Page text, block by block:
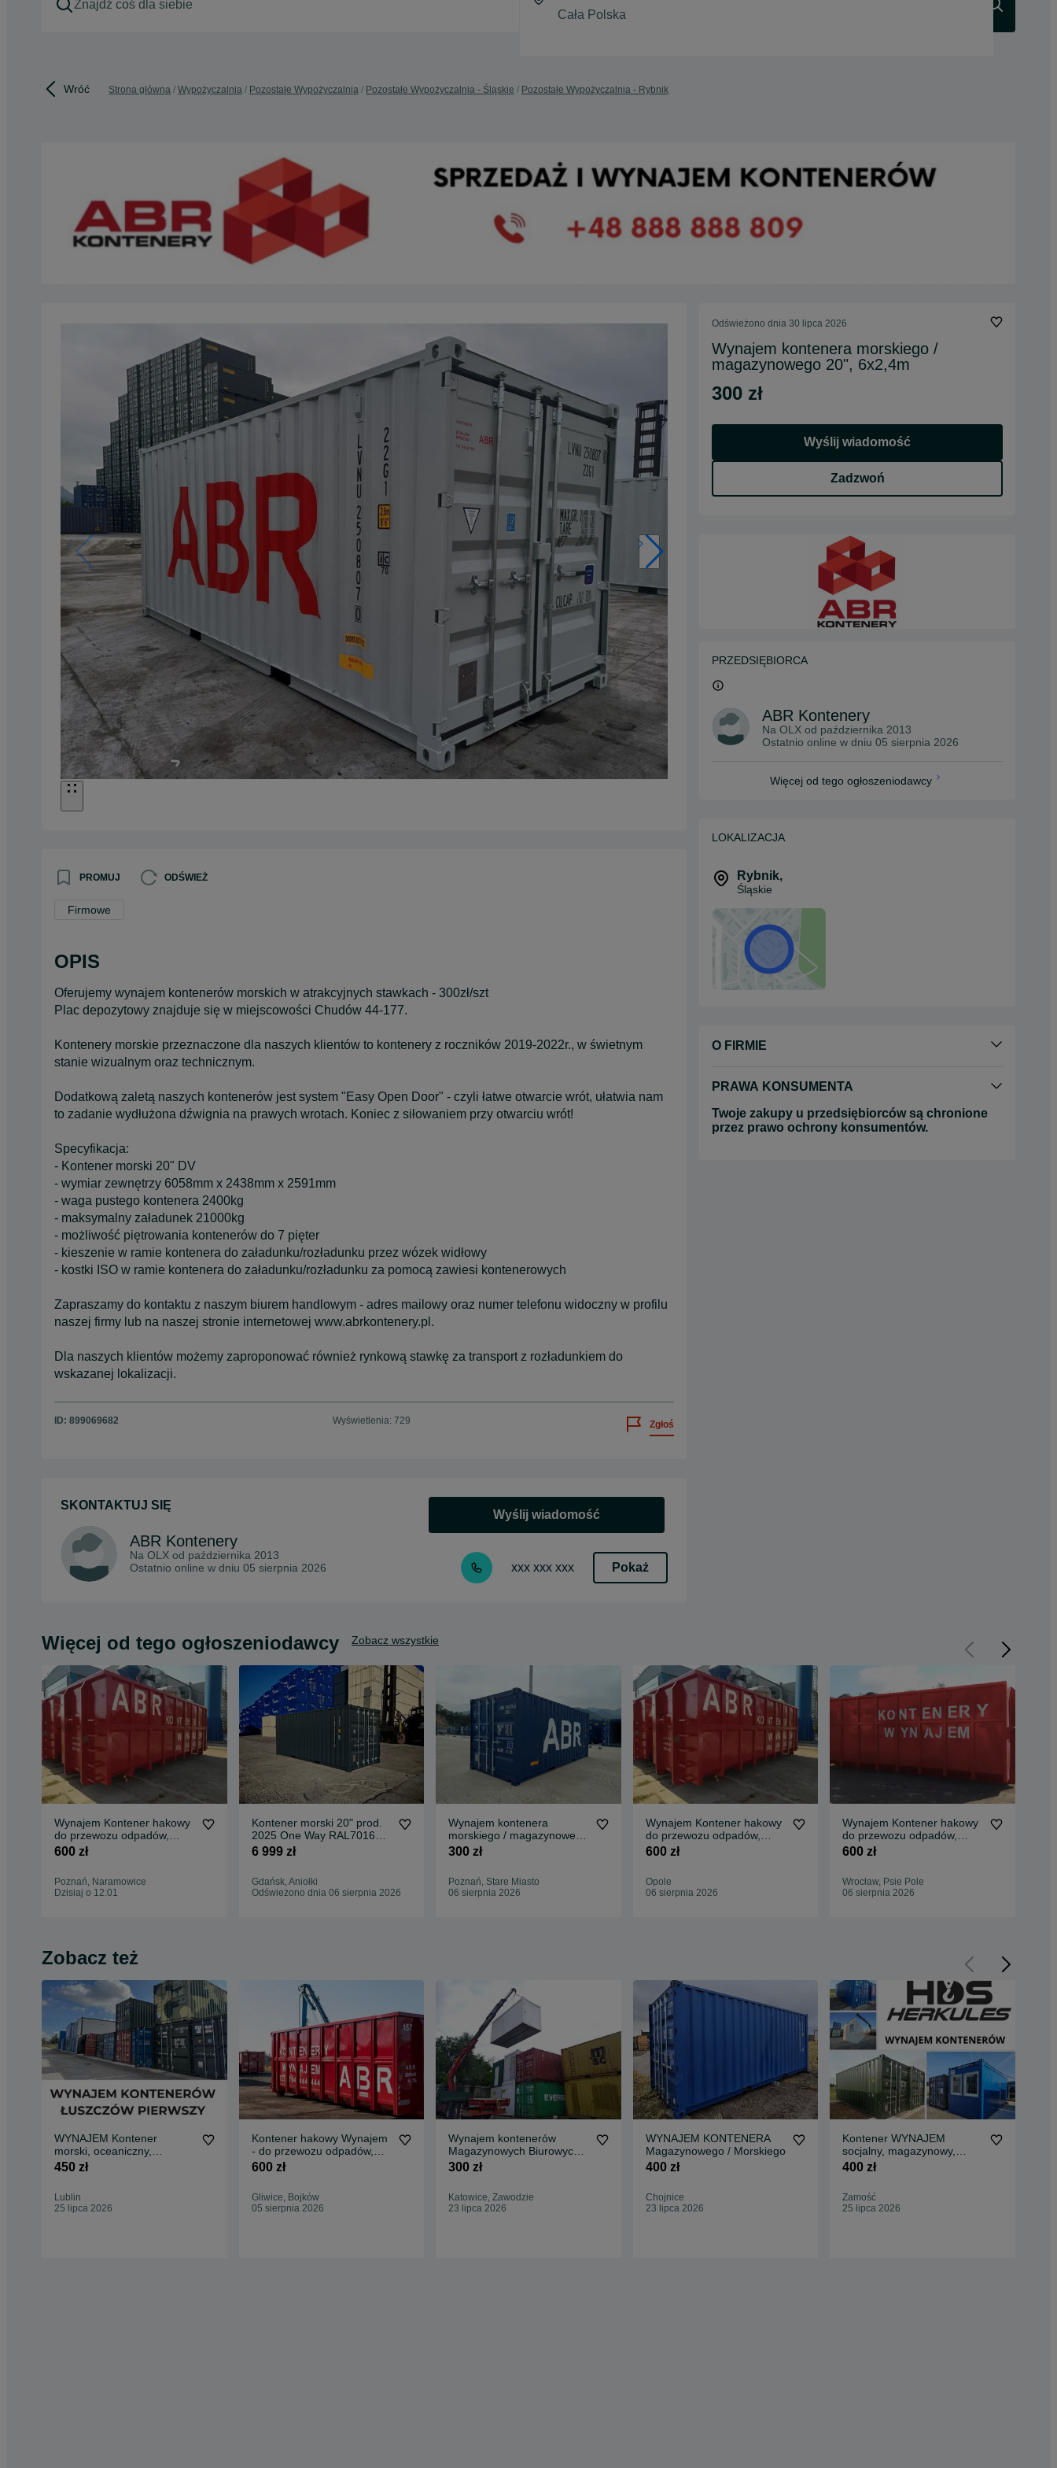
Wróć Strona główna Wypożyczalnia Pozostałe Wypożyczalnia Pozostałe Wypożyczalnia - Śląskie Pozostałe Wypożyczalnia - Rybnik
PROMUJ ODŚWIEŻ
Firmowe
OPIS
Oferujemy wynajem kontenerów morskich w atrakcyjnych stawkach - 300zł/szt
Plac depozytowy znajduje się w miejscowości Chudów 44-177.
Kontenery morskie przeznaczone dla naszych klientów to kontenery z roczników 2019-2022r., w świetnym
stanie wizualnym oraz technicznym.
Dodatkową zaletą naszych kontenerów jest system "Easy Open Door" - czyli łatwe otwarcie wrót, ułatwia nam
to zadanie wydłużona dźwignia na prawych wrotach. Koniec z siłowaniem przy otwarciu wrót!
Specyfikacja:
- Kontener morski 20" DV
- wymiar zewnętrzy 6058mm x 2438mm x 2591mm
- waga pustego kontenera 2400kg
- maksymalny załadunek 21000kg
- możliwość piętrowania kontenerów do 7 pięter
- kieszenie w ramie kontenera do załadunku/rozładunku przez wózek widłowy
- kostki ISO w ramie kontenera do załadunku/rozładunku za pomocą zawiesi kontenerowych
Zapraszamy do kontaktu z naszym biurem handlowym - adres mailowy oraz numer telefonu widoczny w profilu
naszej firmy lub na naszej stronie internetowej www.abrkontenery.pl.
Dla naszych klientów możemy zaproponować również rynkową stawkę za transport z rozładunkiem do
wskazanej lokalizacji.
ID: 899069682 Wyświetlenia: 729 Zgłoś
SKONTAKTUJ SIĘ
ABR Kontenery
Na OLX od października 2013
Ostatnio online w dniu 05 sierpnia 2026
Wyślij wiadomość
xxx xxx xxx Pokaż
Odświeżono dnia 30 lipca 2026
Wynajem kontenera morskiego /
magazynowego 20", 6x2,4m
300 zł
Wyślij wiadomość
Zadzwoń
PRZEDSIĘBIORCA
ABR Kontenery
Na OLX od października 2013
Ostatnio online w dniu 05 sierpnia 2026
Więcej od tego ogłoszeniodawcy
LOKALIZACJA
Rybnik,
Śląskie
O FIRMIE
PRAWA KONSUMENTA
Twoje zakupy u przedsiębiorców są chronione
przez prawo ochrony konsumentów.
Więcej od tego ogłoszeniodawcy Zobacz wszystkie
Wynajem Kontener hakowy
do przewozu odpadów,
organizacja transportu
600 zł
Poznań, Naramowice
Dzisiaj o 12:01
Kontener morski 20" prod.
2025 One Way RAL7016
MEGA PROMOCJA !!!
6 999 zł
Gdańsk, Aniołki
Odświeżono dnia 06 sierpnia 2026
Wynajem kontenera
morskiego / magazynowego
20", 6x2,4m
300 zł
Poznań, Stare Miasto
06 sierpnia 2026
Wynajem Kontener hakowy
do przewozu odpadów,
organizacja transportu
600 zł
Opole
06 sierpnia 2026
Wynajem Kontener hakowy
do przewozu odpadów,
organizacja transportu
600 zł
Wrocław, Psie Pole
06 sierpnia 2026
Zobacz też
WYNAJEM Kontener
morski, oceaniczny,
magazynowy, garaż, sejf,
450 zł
Lublin
25 lipca 2026
Kontener hakowy Wynajem
- do przewozu odpadów,
organizacja transportu
600 zł
Gliwice, Bojków
05 sierpnia 2026
Wynajem kontenerów
Magazynowych Biurowych
Socjalnych Morski Szatni
300 zł
Katowice, Zawodzie
23 lipca 2026
WYNAJEM KONTENERA
Magazynowego / Morskiego
400 zł
Chojnice
23 lipca 2026
Kontener WYNAJEM
socjalny, magazynowy,
garaż, pawilon, biuro
400 zł
Zamość
25 lipca 2026